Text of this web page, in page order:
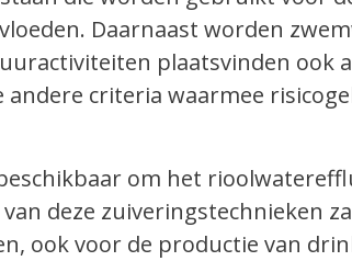
Daarnaast worden
plaatsvinden ook
andere criteria waarmee
om het
deze zuiveringstechnieken
ook voor de productie van